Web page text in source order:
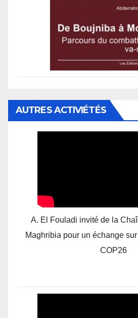
AUTRES ACTIVIÉTÉS
A. El Fouladi invité de la
Maghribia pour un échange
COP26